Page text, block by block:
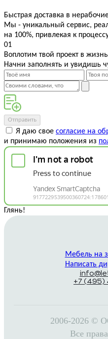
Быстрая доставка в
Мы - уникальный сервис,
на 100%, привлекая к
01
Воплотим твой проект в
Начни заполнять и увидишь
Отправить
Я даю свое согласие на
и принимаю положения из
Глянь!
Мебель на
Написать
+7 (495)
2006-2026 ©
Все